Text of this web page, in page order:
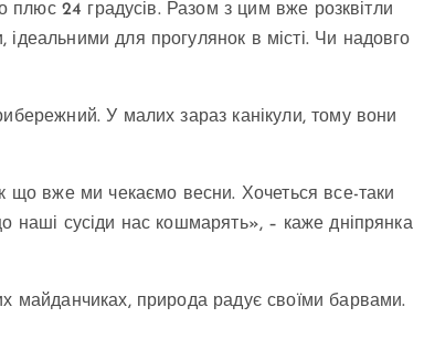
плюс 24 градусів. Разом з цим вже розквітли
для прогулянок в місті. Чи надовго
У малих зараз канікули, тому вони
що вже ми чекаємо весни. Хочеться все-таки
наші сусіди нас кошмарять», – каже дніпрянка
майданчиках, природа радує своїми барвами.